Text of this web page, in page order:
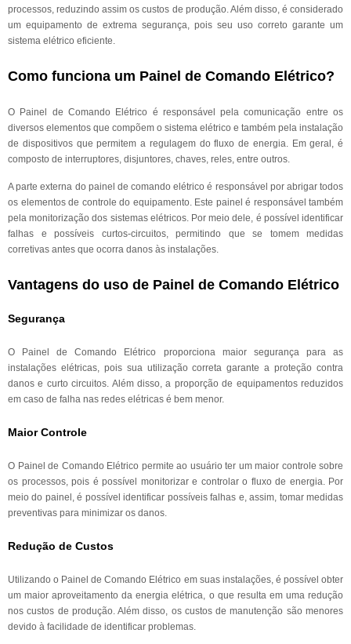
processos, reduzindo assim os custos de produção. Além disso, é considerado
um equipamento de extrema segurança, pois seu uso correto garante um
sistema elétrico eficiente.
Como funciona um Painel de Comando Elétrico?
O Painel de Comando Elétrico é responsável pela comunicação entre os
diversos elementos que compõem o sistema elétrico e também pela instalação
de dispositivos que permitem a regulagem do fluxo de energia. Em geral, é
composto de interruptores, disjuntores, chaves, reles, entre outros.
A parte externa do painel de comando elétrico é responsável por abrigar todos
os elementos de controle do equipamento. Este painel é responsável também
pela monitorização dos sistemas elétricos. Por meio dele, é possível identificar
falhas e possíveis curtos-circuitos, permitindo que se tomem medidas
corretivas antes que ocorra danos às instalações.
Vantagens do uso de Painel de Comando Elétrico
Segurança
O Painel de Comando Elétrico proporciona maior segurança para as
instalações elétricas, pois sua utilização correta garante a proteção contra
danos e curto circuitos. Além disso, a proporção de equipamentos reduzidos
em caso de falha nas redes elétricas é bem menor.
Maior Controle
O Painel de Comando Elétrico permite ao usuário ter um maior controle sobre
os processos, pois é possível monitorizar e controlar o fluxo de energia. Por
meio do painel, é possível identificar possíveis falhas e, assim, tomar medidas
preventivas para minimizar os danos.
Redução de Custos
Utilizando o Painel de Comando Elétrico em suas instalações, é possível obter
um maior aproveitamento da energia elétrica, o que resulta em uma redução
nos custos de produção. Além disso, os custos de manutenção são menores
devido à facilidade de identificar problemas.